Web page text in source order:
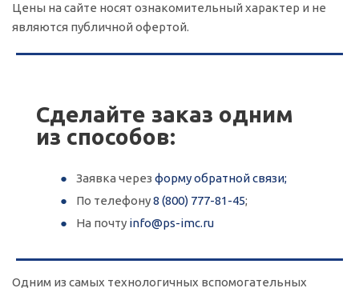
Цены на сайте носят ознакомительный характер и не
являются публичной офертой.
Сделайте заказ одним
из способов:
Заявка через форму обратной связи;
По телефону8 (800) 777-81-45;
На почту info@ps-imc.ru
Одним из самых технологичных вспомогательных